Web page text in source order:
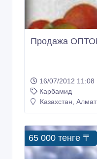
Продажа
16/07/2012 11:08
Карбамид
Казахстан,
65 000 тенге 〒